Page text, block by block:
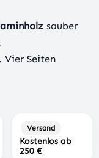
sauber
Seiten
Versand
Kostenlos ab
250 €